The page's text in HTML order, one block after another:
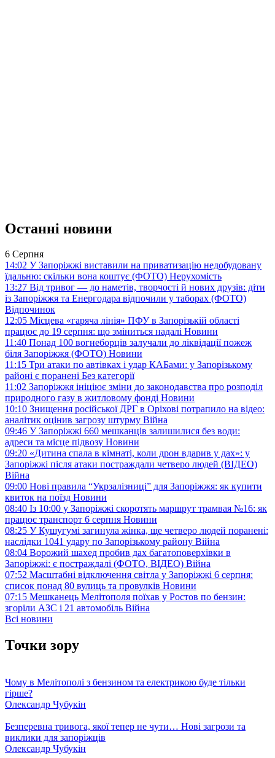
Останні новини
6 Серпня
14:02 У Запоріжжі виставили на приватизацію недобудовану
їдальню: скільки вона коштує (ФОТО) Нерухомість
13:27 Від тривог — до наметів, творчості й нових друзів: діти
із Запоріжжя та Енергодара відпочили у таборах (ФОТО)
Відпочинок
12:05 Місцева «гаряча лінія» ПФУ в Запорізькій області
працює до 19 серпня: що зміниться надалі Новини
11:40 Понад 100 вогнеборців залучали до ліквідації пожеж
біля Запоріжжя (ФОТО) Новини
11:15 Три атаки по автівках і удар КАБами: у Запорізькому
районі є поранені Без категорії
11:02 Запоріжжя ініціює зміни до законодавства про розподіл
природного газу в житловому фонді Новини
10:10 Знищення російської ДРГ в Оріхові потрапило на відео:
аналітик оцінив загрозу штурму Війна
09:46 У Запоріжжі 660 мешканців залишилися без води:
адреси та місце підвозу Новини
09:20 «Дитина спала в кімнаті, коли дрон вдарив у дах»: у
Запоріжжі після атаки постраждали четверо людей (ВІДЕО)
Війна
09:00 Нові правила “Укрзалізниці” для Запоріжжя: як купити
квиток на поїзд Новини
08:40 Із 10:00 у Запоріжжі скоротять маршрут трамвая №16: як
працює транспорт 6 серпня Новини
08:25 У Кушугумі загинула жінка, ще четверо людей поранені:
наслідки 1041 удару по Запорізькому району Війна
08:04 Ворожий шахед пробив дах багатоповерхівки в
Запоріжжі: є постраждалі (ФОТО, ВІДЕО) Війна
07:52 Масштабні відключення світла у Запоріжжі 6 серпня:
список понад 80 вулиць та провулків Новини
07:15 Мешканець Мелітополя поїхав у Ростов по бензин:
згоріли АЗС і 21 автомобіль Війна
Всі новини
Точки зору
Чому в Мелітополі з бензином та електрикою буде тільки
гірше?
Олександр Чубукін
Безперевна тривога, якої тепер не чути… Нові загрози та
виклики для запоріжців
Олександр Чубукін